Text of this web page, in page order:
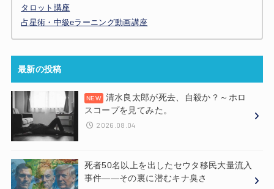
タロット講座
占星術・中級eラーニング動画講座
最新の投稿
清水良太郎が死去、自殺か？～ホロ
スコープを見てみた。
2026.08.04
死者50名以上を出したセウタ移民大量流入
事件——その裏に潜むキナ臭さ